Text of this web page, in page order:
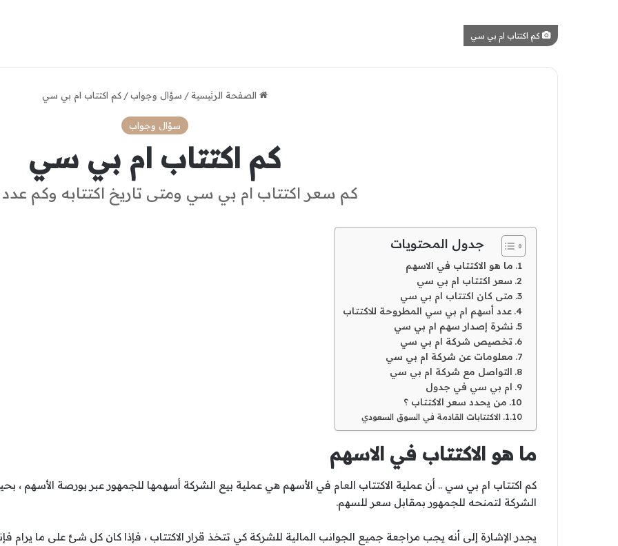
كم اكتتاب ام بي سي
الصفحة الرئيسية / سؤال وجواب / كم اكتتاب ام بي سي
سؤال وجواب
كم اكتتاب ام بي سي
كم سعر اكتتاب ام بي سي ومتى تاريخ اكتتابه وكم
جدول المحتويات
ما هو الاكتتاب في الاسهم
سعر اكتتاب ام بي سي
متى كان اكتتاب ام بي سي
عدد أسهم ام بي سي المطروحة للاكتتاب
نشرة إصدار سهم ام بي سي
تخصيص شركة ام بي سي
معلومات عن شركة ام بي سي
التواصل مع شركة ام بي سي
ام بي سي في جدول
من يحدد سعر الاكتتاب ؟
الاكتتابات القادمة في السوق السعودي
ما هو الاكتتاب في الاسهم
كم اكتتاب ام بي سي .. أن عملية الاكتتاب العام في الأسهم هي عملية بيع الشركة أسهمها للجمهور عبر بورصة الأسهم
الشركة لتمنحه للجمهور بمقابل سعر للسهم.
يجدر الإشارة إلى أنه يجب مراجعة جميع الجوانب المالية للشركة كي تتخذ قرار الاكتتاب ، فإذا كان كل شئ على ما يرام